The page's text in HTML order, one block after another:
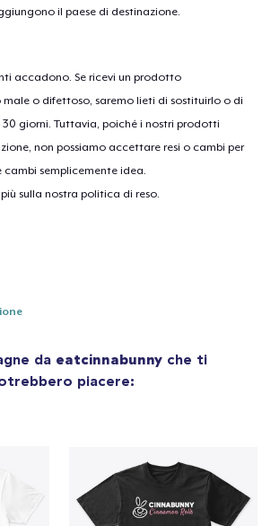
il paese di destinazione.
accadono. Se ricevi un prodotto
o difettoso, saremo lieti di sostituirlo o di
giorni. Tuttavia, poiché i nostri prodotti
non possiamo accettare resi o cambi per
semplicemente idea.
sulla nostra politica di reso.
da eatcinnabunnyche ti
piacere: